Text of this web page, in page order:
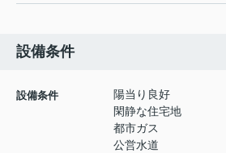
設備条件
設備条件
陽当り良好
閑静な住宅地
都市ガス
公営水道